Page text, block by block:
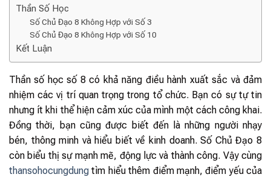
Thần Số Học
Số Chủ Đạo 8 Không Hợp với Số 3
Số Chủ Đạo 8 Không Hợp với Số 10
Kết Luận
Thần số học số 8 có khả năng điều hành xuất sắc và đảm
nhiệm các vị trí quan trọng trong tổ chức. Bạn có sự tự tin
nhưng ít khi thể hiện cảm xúc của mình một cách công khai.
Đồng thời, bạn cũng được biết đến là những người nhạy
bén, thông minh và hiểu biết về kinh doanh. Số Chủ Đạo 8
còn biểu thị sự mạnh mẽ, động lực và thành công. Vậy cùng
thansohocungdung tìm hiểu thêm điểm mạnh, điểm yếu của